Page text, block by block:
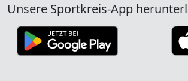
Unsere Sportkreis-App